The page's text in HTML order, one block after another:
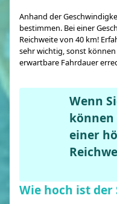
Anhand der
bestimmen. Bei einer
Reichweite von 40 km!
sehr wichtig, sonst
erwartbare Fahrdauer
Wenn
einer
Wie hoch ist